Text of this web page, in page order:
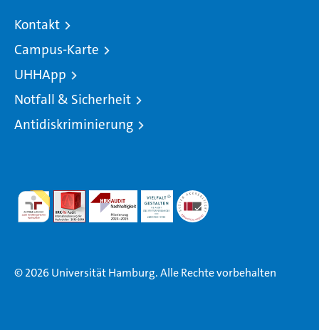
Kontakt
Campus-Karte
UHHApp
Notfall & Sicherheit
Antidiskriminierung
© 2026 Universität Hamburg. Alle Rechte vorbehalten